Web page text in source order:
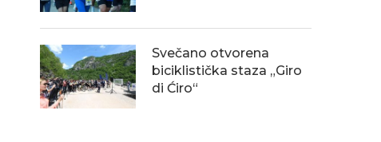
Sretan 1. maj!
01/05/2026
zaštićenim prirodnim
tokom prvomajskih
Svečano otvorena
biciklistička staza „Giro
di Ćiro“